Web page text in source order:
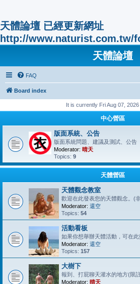
天體論壇 已經更新網址
http://www.naturist.com.tw/
天體論壇
FAQ
Board index
It is currently Fri Aug 07,
中心營區
版面系統、公告
版面系統問題、建議及測試、公告
Moderator: 晴天
Topics: 9
天體營區
天體觀念教室
歡迎在此發表您的天體觀念。(
Moderator: 還空
Topics: 54
活動看板
如果你想舉辦天體活動，可在
Moderator: 還空
Topics: 157
大樹下
報到、打屁聊天灌水的地方(限
Moderator: 晴天